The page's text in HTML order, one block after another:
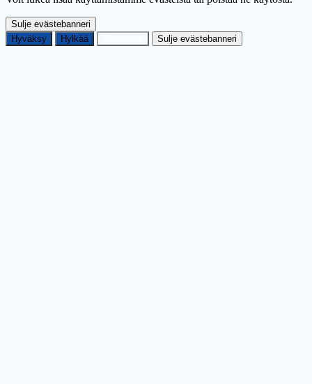
Sulje evästebanneri
Hyväksy
Hylkää Sulje evästebanneri